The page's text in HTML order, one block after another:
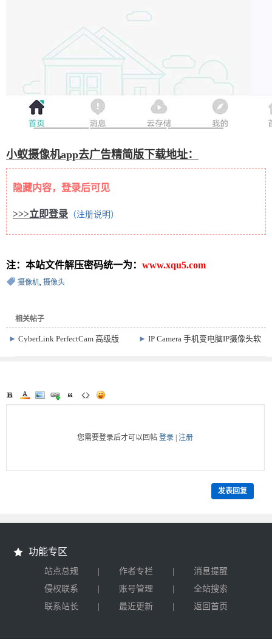
小蚁摄像机app去广告精简版下载地址：
隐藏内容，登录后可见
>>>立即登录 （注册说明）
注：本站文件解压密码统一为： www.xqu5.com
摄像机, 摄像头
相关帖子
►CyberLink PerfectCam 高级版
►IP Camera 手机变电脑IP摄像头软
您需要登录后才可以回帖登录 |注册
发表回复
功能专区
站点总规 | 作者专栏 |
消息提醒
侵权联系
| 账号管理 |
全站搜索
联系站长
| 最近更新 | 返回首页